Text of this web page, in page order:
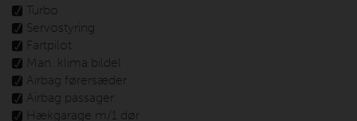
Turbo
Servostyring
Fartpilot
Man. klima bildel
Airbag førersæder
Airbag passager
Hækgarage m/1 dør